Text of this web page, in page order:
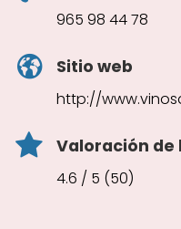
965 98 44 78
Sitio web
http://
Valoración de
4.6 / 5 (50)